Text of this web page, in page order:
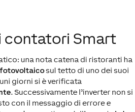
contatori Smart
una nota catena di ristoranti ha
sul tetto di uno dei suoi
giorni si è verificata
. Successivamente l’inverter non si
con il messaggio di errore e